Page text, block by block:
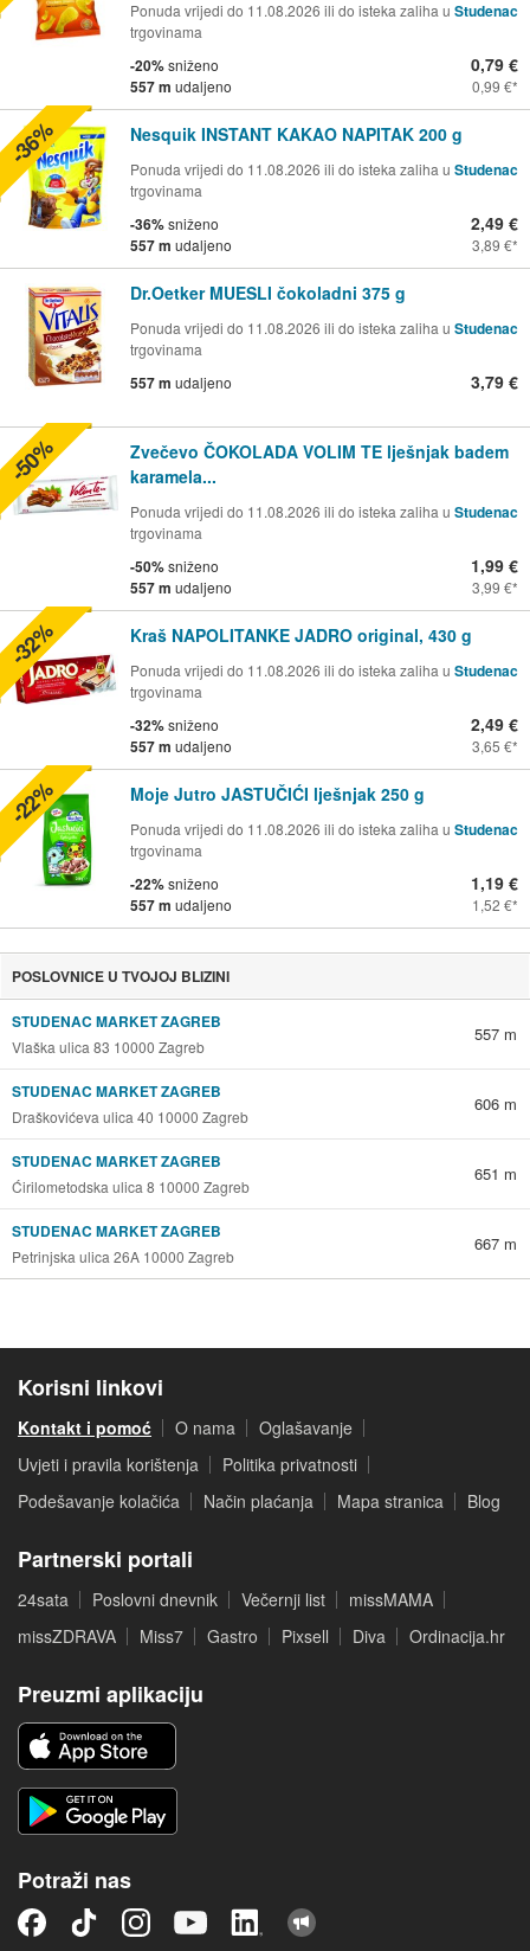
Ponuda vrijedi do 11.08.2026 ili do isteka zaliha u Studenac
trgovinama
-20%sniženo
557 m udaljeno
0,79 €
0,99 €
Nesquik INSTANT KAKAO NAPITAK 200 g
Ponuda vrijedi do 11.08.2026 ili do isteka zaliha u Studenac
trgovinama
-36%sniženo
557 m udaljeno
2,49 €
3,89 €
-36%
Dr.Oetker MUESLI čokoladni 375 g
Ponuda vrijedi do 11.08.2026 ili do isteka zaliha u Studenac
trgovinama
557 m udaljeno 3,79 €
Zvečevo ČOKOLADA VOLIM TE lješnjak badem
karamela...
Ponuda vrijedi do 11.08.2026 ili do isteka zaliha u Studenac
trgovinama
-50%sniženo
557 m udaljeno
1,99 €
3,99 €
-50%
Kraš NAPOLITANKE JADRO original, 430 g
Ponuda vrijedi do 11.08.2026 ili do isteka zaliha u Studenac
trgovinama
-32%sniženo
557 m udaljeno
2,49 €
3,65 €
-32%
Moje Jutro JASTUČIĆI lješnjak 250 g
Ponuda vrijedi do 11.08.2026 ili do isteka zaliha u Studenac
trgovinama
-22%sniženo
557 m udaljeno
1,19 €
1,52 €
-22%
POSLOVNICE U TVOJOJ BLIZINI
STUDENAC MARKET ZAGREB
Vlaška ulica 83 10000 Zagreb
557 m
STUDENAC MARKET ZAGREB
Draškovićeva ulica 40 10000 Zagreb
606 m
STUDENAC MARKET ZAGREB
Ćirilometodska ulica 8 10000 Zagreb
651 m
STUDENAC MARKET ZAGREB
Petrinjska ulica 26A 10000 Zagreb
667 m
Korisni linkovi
Kontakt i pomoć O nama
Oglašavanje
Uvjeti i pravila korištenja
Politika privatnosti
Podešavanje kolačića
Način plaćanja Mapa stranica Blog
Partnerski portali
24sata Poslovni dnevnik Večernji list
missMAMA
missZDRAVA
Miss7 Gastro Pixsell Diva Ordinacija.hr
Preuzmi aplikaciju
Potraži nas